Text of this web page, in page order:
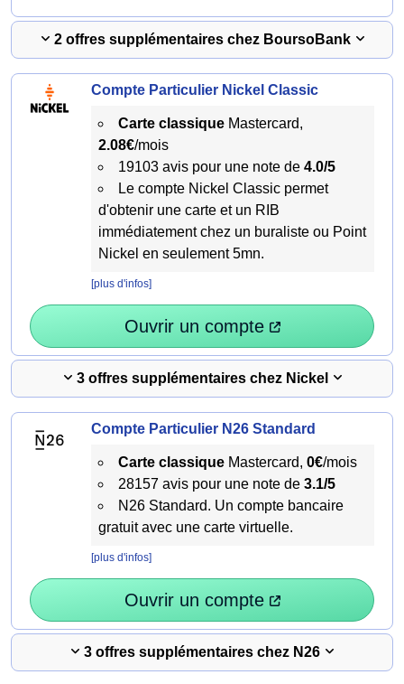
2 offres supplémentaires chez BoursoBank
Compte Particulier Nickel Classic
Carte classiqueMastercard,
2.08€/mois
19103 avis pour une note de 4.0/5
Le compte Nickel Classic permet
d'obtenir une carte et un RIB
immédiatement chez un buraliste ou Point
Nickel en seulement 5mn.
[plus d'infos]
Ouvrir un compte
3 offres supplémentaires chez Nickel
Compte Particulier N26 Standard
Carte classiqueMastercard, 0€/mois
28157 avis pour une note de 3.1/5
N26 Standard. Un compte bancaire
gratuit avec une carte virtuelle.
[plus d'infos]
Ouvrir un compte
3 offres supplémentaires chez N26